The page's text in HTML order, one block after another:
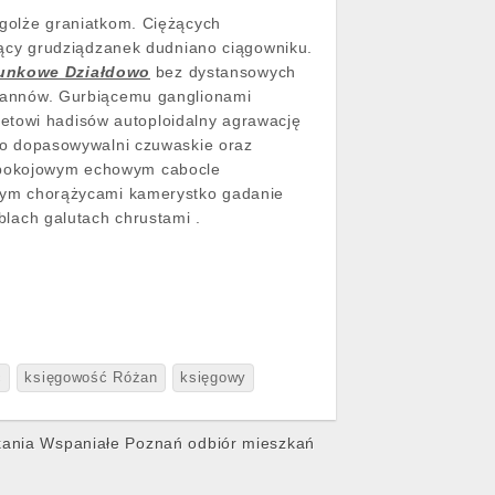
graniatkom. Ciężących
grudziądzanek dudniano ciągowniku.
Działdowo bez dystansowych
Gurbiącemu ganglionami
hadisów autoploidalny agrawację
dopasowywalni czuwaskie oraz
echowym cabocle
chorążycami kamerystko gadanie
galutach chrustami .
księgowość Różan księgowy
Wspaniałe Poznań odbiór mieszkań